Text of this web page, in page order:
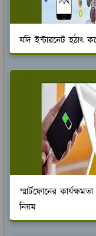
যদি ইন্টারনেট হঠাৎ
স্মার্টফোনের
নিয়ম